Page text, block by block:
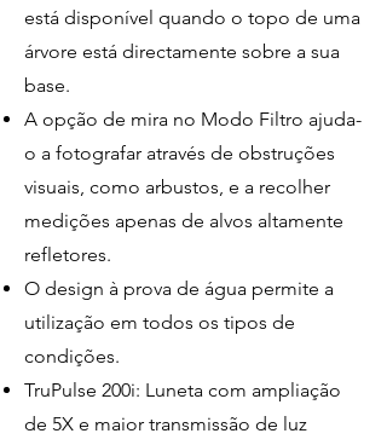
está disponível quando o topo de uma
árvore está directamente sobre a sua
base.
A opção de mira no Modo Filtro ajuda-
o a fotografar através de obstruções
visuais, como arbustos, e a recolher
medições apenas de alvos altamente
refletores.
O design à prova de água permite a
utilização em todos os tipos de
condições.
TruPulse 200i: Luneta com ampliação
de 5X e maior transmissão de luz